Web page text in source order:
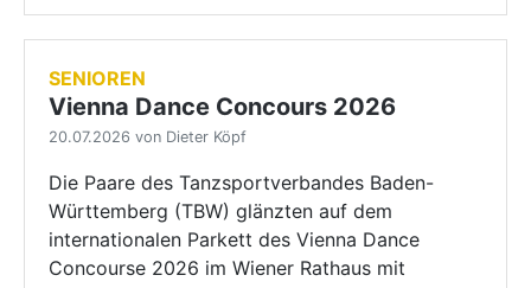
SENIOREN
Vienna Dance Concours 2026
20.07.2026 von Dieter Köpf
Die Paare des Tanzsportverbandes Baden-
Württemberg (TBW) glänzten auf dem
internationalen Parkett des Vienna Dance
Concourse 2026 im Wiener Rathaus mit